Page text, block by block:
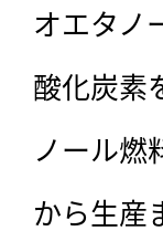
オエタノ
酸化炭素
ノール燃
から生産